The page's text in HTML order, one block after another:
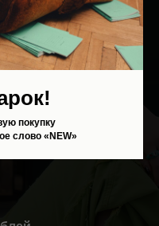
покупку
слово «NEW»
фонды и НКО:
маркеты,
вещи, переданные
кому мы помогаем,